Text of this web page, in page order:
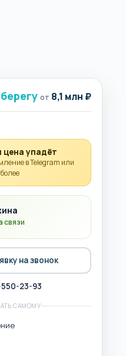
берегу от 8,1 млн ₽
цена упадёт
в Telegram или
связи
на звонок
23-93
САМОМУ